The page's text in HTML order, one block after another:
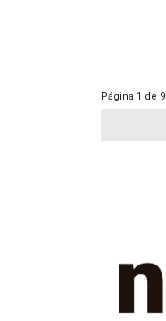
Página 1 de 9